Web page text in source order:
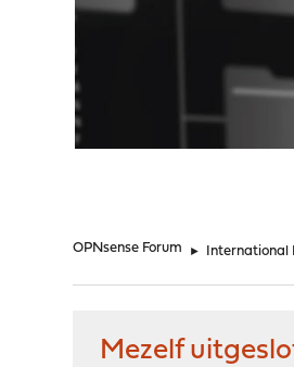
OPNsense Forum ► International
Mezelf